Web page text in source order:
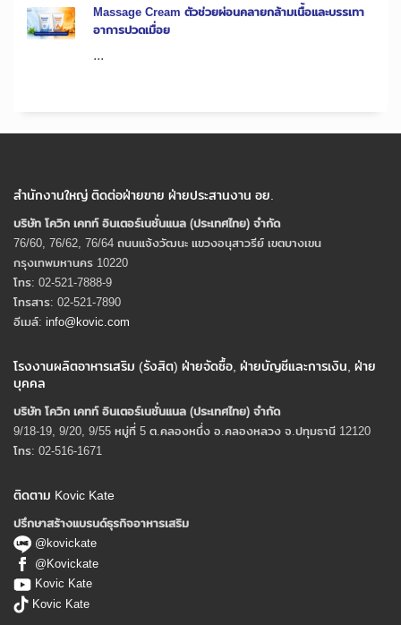
Massage Cream ตัวช่วยผ่อนคลายกล้ามเนื้อและบรรเทา
อาการปวดเมื่อย
...
สำนักงานใหญ่ ติดต่อฝ่ายขาย ฝ่ายประสานงาน อย.
บริษัท โควิก เคทท์ อินเตอร์เนชั่นแนล (ประเทศไทย) จํากัด
76/60, 76/62, 76/64 ถนนแจ้งวัฒนะ แขวงอนุสาวรีย์ เขตบางเขน
กรุงเทพมหานคร 10220
โทร: 02-521-7888-9
โทรสาร: 02-521-7890
อีเมล์: info@kovic.com
โรงงานผลิตอาหารเสริม (รังสิต) ฝ่ายจัดซื้อ, ฝ่ายบัญชีและการเงิน, ฝ่าย
บุคคล
บริษัท โควิก เคทท์ อินเตอร์เนชั่นแนล (ประเทศไทย) จํากัด
9/18-19, 9/20, 9/55 หมู่ที่ 5 ต.คลองหนึ่ง อ.คลองหลวง จ.ปทุมธานี 12120
โทร: 02-516-1671
ติดตาม Kovic Kate
ปรึกษาสร้างแบรนด์ธุรกิจอาหารเสริม
@kovickate
@Kovickate
Kovic Kate
Kovic Kate